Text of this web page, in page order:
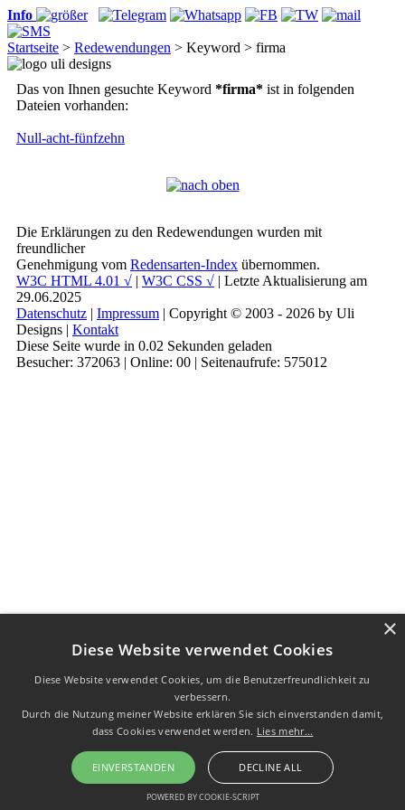
Info
Startseite > Redewendungen > Keyword > firma
Das von Ihnen gesuchte Keyword *firma* ist in folgenden
Dateien vorhanden:
Null-acht-fünfzehn
Die Erklärungen zu den Redewendungen wurden mit
freundlicher
Genehmigung vom Redensarten-Index übernommen.
W3C HTML 4.01 √ | W3C CSS √ | Letzte Aktualisierung am
29.06.2025
Datenschutz | Impressum | Copyright © 2003 - 2026 by Uli
Designs | Kontakt
Diese Seite wurde in 0.02 Sekunden geladen
Besucher: 372063 | Online: 00 | Seitenaufrufe: 575012
Diese Website verwendet Cookies
Diese Website verwendet Cookies, um die Benutzerfreundlichkeit zu
verbessern.
Durch die Nutzung meiner Website erklären Sie sich einverstanden damit,
dass Cookies verwendet werden. Lies mehr...
EINVERSTANDEN DECLINE ALL
POWERED BY COOKIE-SCRIPT
×